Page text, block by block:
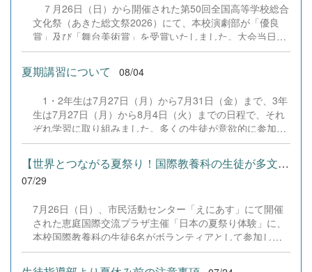
７月26日（日）から開催された第50回全国高等学校総合
文化祭（あきた総文祭2026）にて、本校演劇部が「優良
賞」及び「舞台美術賞」を受賞いたしました。大会当日
は、本校の部員たちもこれまで積み重ねてきた練習の成果
を存分に発揮し、堂々と舞台に立ちました。緊張感のある
全国の舞台において、一人一人が役割を果たし、心を込め
の全国大会出場にあたり、多大なるご支援・ご協力をいた
だきました企業の皆様、ならびに心温まるご寄付や温かい
ご声援を寄せてくださった地域の皆様方に、心より感謝申
し上げます。皆様からの温かいご支援が部員たちの大きな
励みとなり、全国の舞台で最高のパフォーマンスと演技を
届けることができました。今回の経験を糧に、さらに表現
力に磨きをかけ、今後も活動してまいります。引き続き、
本校演劇部への変わらぬご声援をよろしくお願いいたしま
す。 &nbsp;
夏期講習について 08/04
1・2年生は7月27日（月）から7月31日（金）まで、3年
生は7月27日（月）から8月4日（火）までの日程で、それ
ぞれ学習に取り組みました。多くの生徒が意欲的に参加
し、これまでの学習内容の復習や発展的な内容、受験に向
けた学習などに真剣に取り組む姿が見られました。夏期講
習で身に付けた学習習慣や知識を、今後の学校生活や学習
に生かし、一人一人がさらなる成長につなげてくれること
【世界とつながる夏祭り！国際教養科の生徒が多文化共生ボランテ...
07/29
7月26日（日）、市民活動センター「えにあす」にて開催
された恵庭国際交流プラザ主催「日本の夏祭り体験」に、
本校国際教養科の生徒6名がボランティアとして参加しま
した！ 会場にはウクライナ、ネパール、アフガニスタンな
ど多国籍な参加者が集まり、ヨーヨー釣りや綿あめ、盆踊